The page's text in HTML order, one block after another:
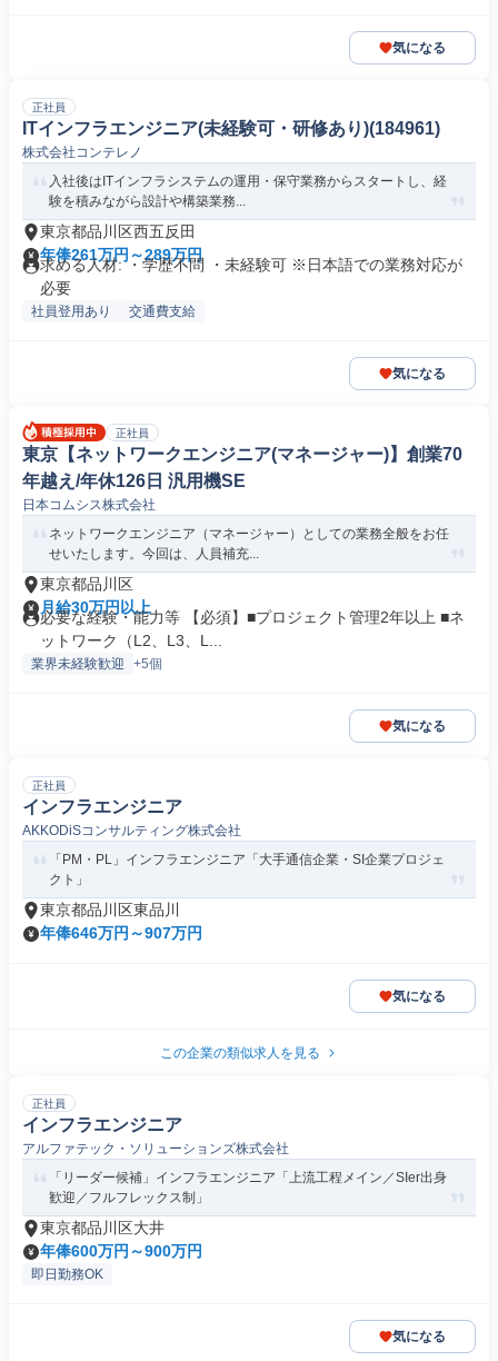
気になる
正社員
ITインフラエンジニア(未経験可・研修あり)(184961)
株式会社コンテレノ
入社後はITインフラシステムの運用・保守業務からスタートし、経
験を積みながら設計や構築業務...
東京都品川区西五反田
年俸261万円～289万円
求める人材: ・学歴不問 ・未経験可 ※日本語での業務対応が
必要
社員登用あり 交通費支給
気になる
正社員
東京【ネットワークエンジニア(マネージャー)】創業70
年越え/年休126日 汎用機SE
日本コムシス株式会社
ネットワークエンジニア（マネージャー）としての業務全般をお任
せいたします。今回は、人員補充...
東京都品川区
月給30万円以上
必要な経験・能力等 【必須】■プロジェクト管理2年以上 ■ネ
ットワーク（L2、L3、L...
業界未経験歓迎 +5個
気になる
正社員
インフラエンジニア
AKKODiSコンサルティング株式会社
「PM・PL」インフラエンジニア「大手通信企業・SI企業プロジェ
クト」
東京都品川区東品川
年俸646万円～907万円
気になる
この企業の類似求人を見る
正社員
インフラエンジニア
アルファテック・ソリューションズ株式会社
「リーダー候補」インフラエンジニア「上流工程メイン／SIer出身
歓迎／フルフレックス制」
東京都品川区大井
年俸600万円～900万円
即日勤務OK
気になる